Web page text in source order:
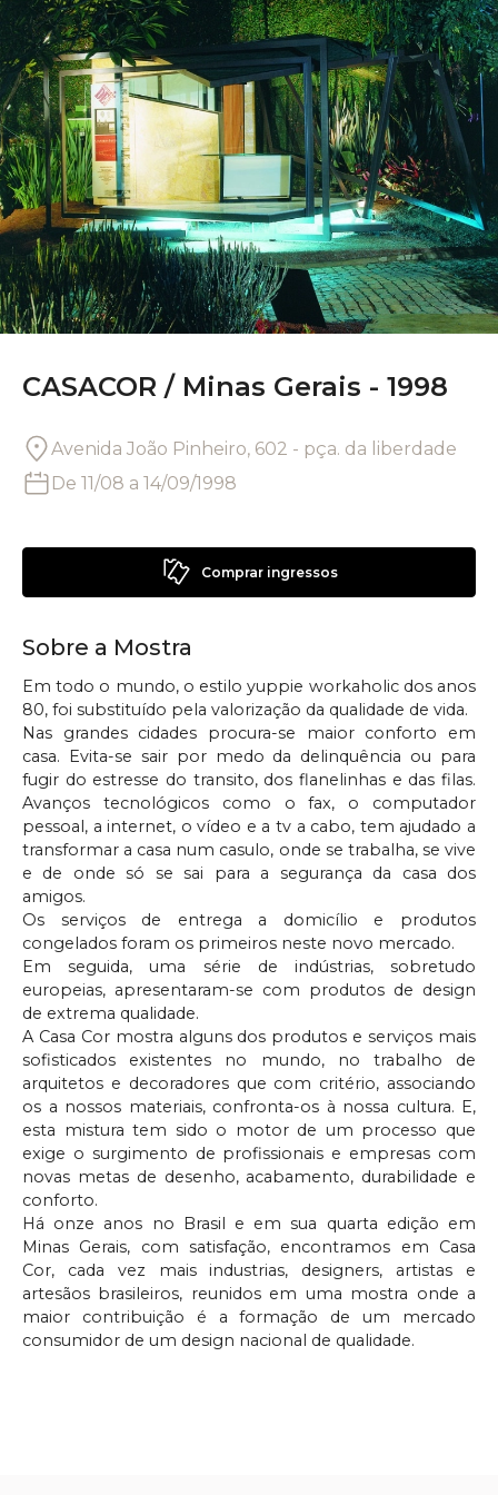
CASACOR / Minas Gerais - 1998
Avenida João Pinheiro, 602 - pça. da liberdade
De 11/08 a 14/09/1998
Comprar ingressos
Sobre a Mostra
Em todo o mundo, o estilo yuppie workaholic dos anos
80, foi substituído pela valorização da qualidade de vida.
Nas grandes cidades procura-se maior conforto em
casa. Evita-se sair por medo da delinquência ou para
fugir do estresse do transito, dos flanelinhas e das filas.
Avanços tecnológicos como o fax, o computador
pessoal, a internet, o vídeo e a tv a cabo, tem ajudado a
transformar a casa num casulo, onde se trabalha, se vive
e de onde só se sai para a segurança da casa dos
amigos.
Os serviços de entrega a domicílio e produtos
congelados foram os primeiros neste novo mercado.
Em seguida, uma série de indústrias, sobretudo
europeias, apresentaram-se com produtos de design
de extrema qualidade.
A Casa Cor mostra alguns dos produtos e serviços mais
sofisticados existentes no mundo, no trabalho de
arquitetos e decoradores que com critério, associando
os a nossos materiais, confronta-os à nossa cultura. E,
esta mistura tem sido o motor de um processo que
exige o surgimento de profissionais e empresas com
novas metas de desenho, acabamento, durabilidade e
conforto.
Há onze anos no Brasil e em sua quarta edição em
Minas Gerais, com satisfação, encontramos em Casa
Cor, cada vez mais industrias, designers, artistas e
artesãos brasileiros, reunidos em uma mostra onde a
maior contribuição é a formação de um mercado
consumidor de um design nacional de qualidade.